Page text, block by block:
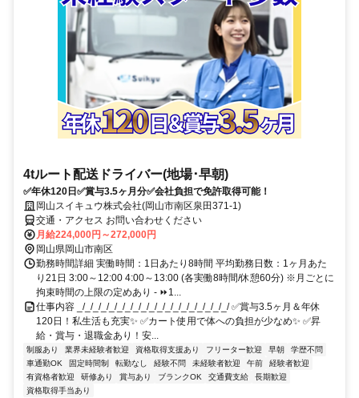
4tルート配送ドライバー(地場･早朝)
✅年休120日✅賞与3.5ヶ月分✅会社負担で免許取得可能！
岡山スイキュウ株式会社(岡山市南区泉田371-1)
交通・アクセス お問い合わせください
月給224,000円～272,000円
岡山県岡山市南区
勤務時間詳細 実働時間：1日あたり8時間 平均勤務日数：1ヶ月あた
り21日 3:00～12:00 4:00～13:00 (各実働8時間/休憩60分) ※月ごとに
拘束時間の上限の定めあり - ⏩1...
仕事内容 _/_/_/_/_/_/_/_/_/_/_/_/_/_/_/_/_/_/_/ ✅賞与3.5ヶ月＆年休
120日！私生活も充実✨ ✅カート使用で体への負担が少なめ✨ ✅昇
給・賞与・退職金あり！安...
制服あり 業界未経験者歓迎 資格取得支援あり フリーター歓迎 早朝
学歴不問
車通勤OK
固定時間制 転勤なし 経験不問 未経験者歓迎 午前
経験者歓迎
有資格者歓迎
研修あり 賞与あり ブランクOK 交通費支給
長期歓迎
資格取得手当あり